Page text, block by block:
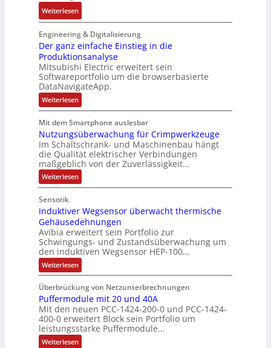
:
P
o
s
i
t
i
v
e
M
o
m
e
n
t
a
f
n
a
h
m
e
,
g
e
p
r
ä
g
o
b
r
k
e
c
h
n
i
k
-
G
e
s
h
ä
f
t
f
h
r
e
r
z
u
m
V
o
r
s
t
u
l
t
S
y
s
t
è
m
s
:
Q
2
-
E
e
b
n
i
s
s
e
b
e
s
t
ä
Weiterlesen:
N
e
u
e
r
V
e
r
t
r
i
e
b
s
-
d
M
a
r
e
t
i
n
g
l
e
Engineering & Digitalisierung
Der ganz einfache Einstieg in die
Produktionsanalyse
Mitsubishi Electric erweitert sein
Softwareportfolio um die browserbasierte
DataNavigateApp.
Weiterlesen:
D
r
g
a
n
z
e
i
n
c
h
e
E
i
n
s
t
i
e
g
i
n
d
i
e
P
Mit dem Smartphone auslesbar
Nutzungsüberwachung für Crimpwerkzeuge
Im Schaltschrank- und Maschinenbau hängt
die Qualität elektrischer Verbindungen
maßgeblich von der Zuverlässigkeit…
Weiterlesen:
N
z
u
n
g
s
ü
b
e
r
w
a
c
h
u
n
g
f
Sensorik
Induktiver Wegsensor überwacht thermische
Gehäusedehnungen
Avibia erweitert sein Portfolio zur
Schwingungs- und Zustandsüberwachung um
den induktiven Wegsensor HEP-100…
Weiterlesen:
I
d
u
k
t
i
v
e
Überbrückung von Netzunterbrechnungen
Puffermodule mit 20 und 40A
Mit den neuen PCC-1424-200-0 und PCC-1424-
400-0 erweitert Block sein Portfolio um
leistungsstarke Puffermodule…
Weiterlesen: